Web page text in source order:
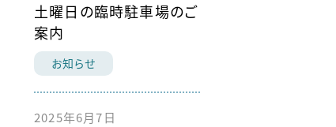
土曜日の臨時駐車場のご
案内
お知らせ
2025年6月7日